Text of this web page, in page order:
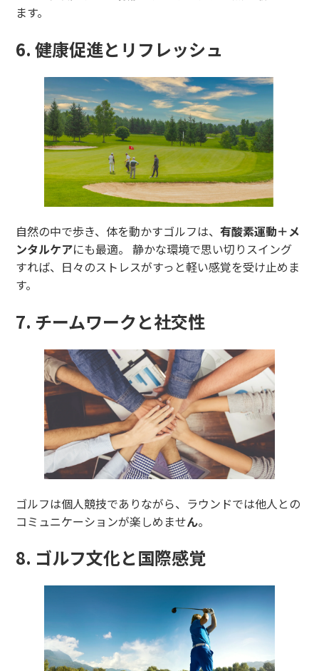
ます。
6. 健康促進とリフレッシュ
自然の中で歩き、体を動かすゴルフは、有酸素運動＋メ
ンタルケアにも最適。 静かな環境で思い切りスイング
すれば、日々のストレスがすっと軽い感覚を受け止めま
す。
7. チームワークと社交性
ゴルフは個人競技でありながら、ラウンドでは他人との
コミュニケーションが楽しめません。
8. ゴルフ文化と国際感覚